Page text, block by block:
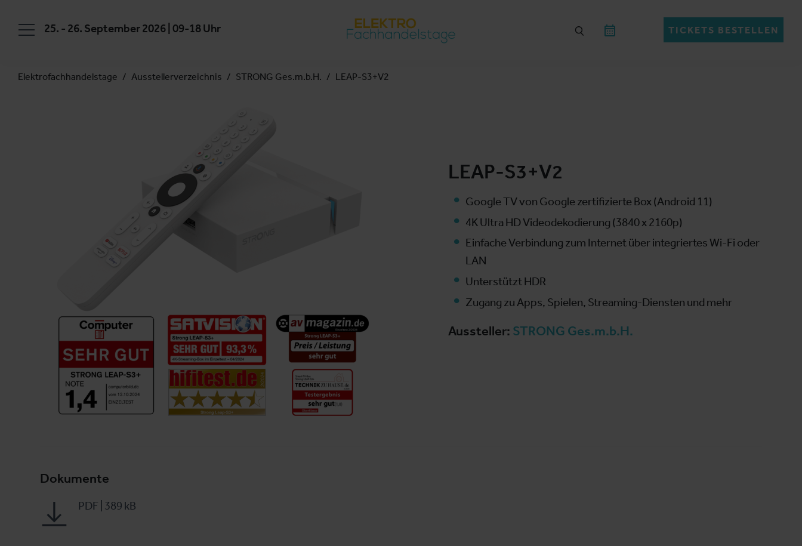
25. - 26. September 2026 | 09-18 Uhr TICKETS BESTELLEN
Elektrofachhandelstage Ausstellerverzeichnis STRONG Ges.m.b.H. LEAP-S3+V2
LEAP-S3+V2
Google TV von Google zertifizierte Box (Android 11)
4K Ultra HD Videodekodierung (3840 x 2160p)
Einfache Verbindung zum Internet über integriertes Wi-Fi oder
LAN
Unterstützt HDR
Zugang zu Apps, Spielen, Streaming-Diensten und mehr
Aussteller: STRONG Ges.m.b.H.
Dokumente
PDF 389 kB